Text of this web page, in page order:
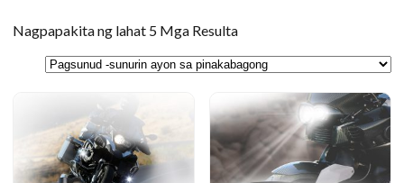
Nagpapakita ng lahat 5 Mga ResultaPinagsunod
sunod
pinakabagong